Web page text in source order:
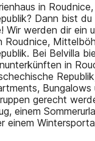
in
Dann bist
Wir werden dir ein
Roudnice,
Bei Belvilla
in
gerecht
einem
einem